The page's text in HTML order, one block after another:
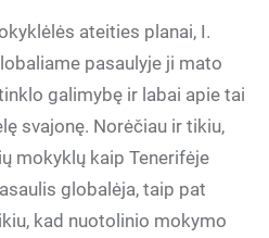
ateities planai, I.
pasaulyje ji mato
galimybę ir labai apie tai
svajonę. Norėčiau ir tikiu,
mokyklų kaip Tenerifėje
globalėja, taip pat
kad nuotolinio mokymo